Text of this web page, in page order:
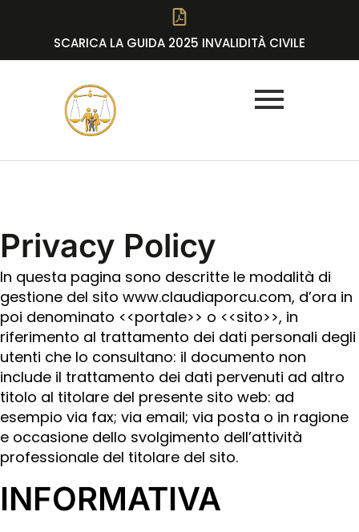
SCARICA LA GUIDA 2025 INVALIDITÀ CIVILE
Privacy Policy
In questa pagina sono descritte le modalità di
gestione del sito www.claudiaporcu.com, d’ora in
poi denominato <<portale>> o <<sito>>, in
riferimento al trattamento dei dati personali degli
utenti che lo consultano: il documento non
include il trattamento dei dati pervenuti ad altro
titolo al titolare del presente sito web: ad
esempio via fax; via email; via posta o in ragione
e occasione dello svolgimento dell’attività
professionale del titolare del sito.
INFORMATIVA